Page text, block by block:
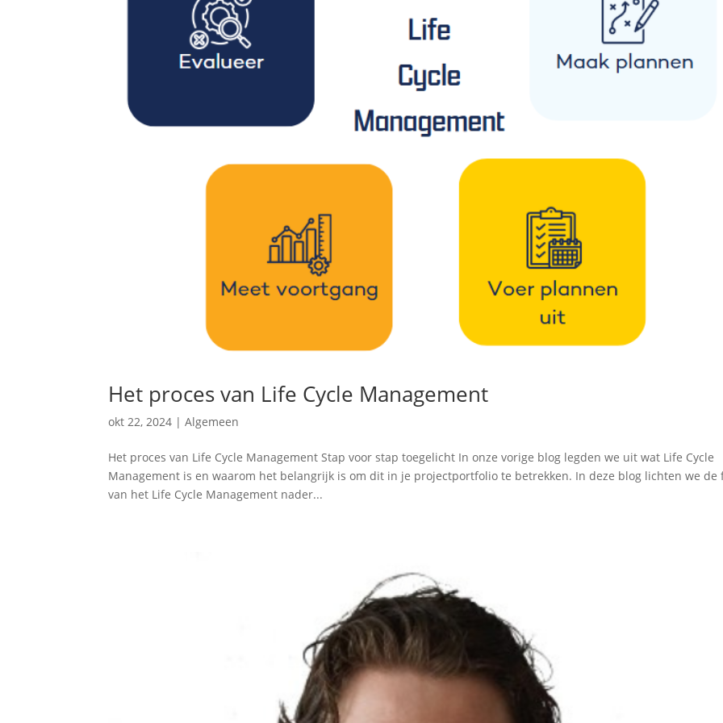
Het proces van Life Cycle Management
okt 22, 2024 |Algemeen
Het proces van Life Cycle Management Stap voor stap toegelicht In onze vorige blog legden we uit wat Life Cycle
Management is en waarom het belangrijk is om dit in je projectportfolio te betrekken. In deze blog lichten we de
van het Life Cycle Management nader...